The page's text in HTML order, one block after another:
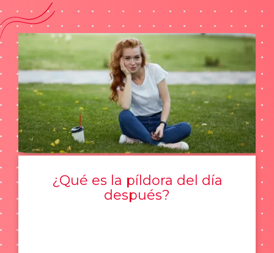
¿Qué es la píldora del día
después?